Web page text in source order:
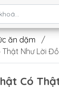
ăn dặm
/
Như Lời
Có